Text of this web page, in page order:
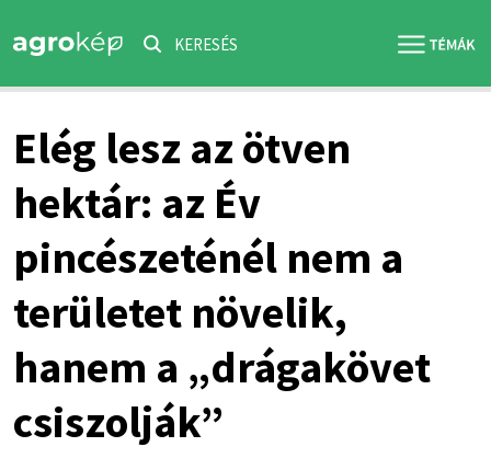
KERESÉS
Elég lesz az ötven
hektár: az Év
pincészeténél nem a
területet növelik,
hanem a „drágakövet
csiszolják”